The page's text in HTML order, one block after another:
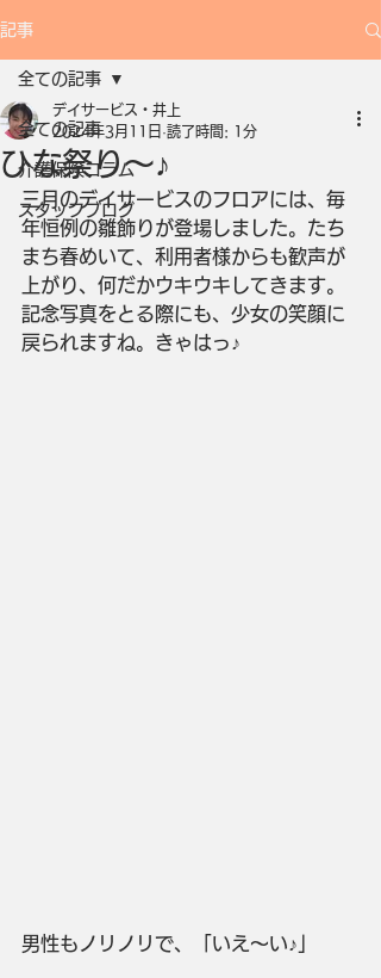
記事
全ての記事
介護保険コラム
スタッフブログ
全ての記事
ひな祭り～♪
デイサービス・井上
2024年3月11日 読了時間: 1分
三月のデイサービスのフロアには、毎
年恒例の雛飾りが登場しました。たち
まち春めいて、利用者様からも歓声が
上がり、何だかウキウキしてきます。
記念写真をとる際にも、少女の笑顔に
戻られますね。きゃはっ♪
男性もノリノリで、「いえ～い♪」